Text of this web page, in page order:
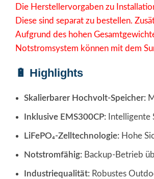
Die Herstellervorgaben zu
Diese sind separat zu bestellen.
Aufgrund des hohen
Notstromsystem können mit dem
🔋 Highlights
Skalierbarer Hochvolt-Speicher:
Inklusive EMS300CP: Intelligente
LiFePO₄-Zelltechnologie: Hohe
Notstromfähig: Backup-Betrieb
Industriequalität: Robustes